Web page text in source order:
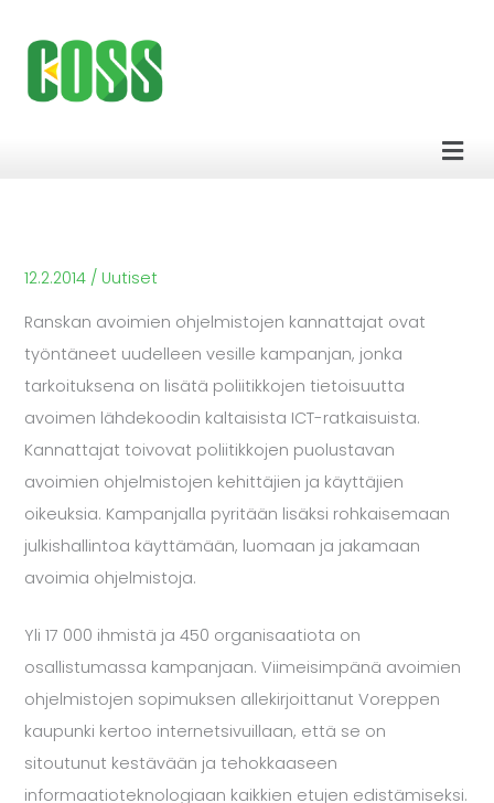
sisältöön
12.2.2014 / Uutiset
Ranskan avoimien ohjelmistojen kannattajat ovat
työntäneet uudelleen vesille kampanjan, jonka
tarkoituksena on lisätä poliitikkojen tietoisuutta
avoimen lähdekoodin kaltaisista ICT-ratkaisuista.
Kannattajat toivovat poliitikkojen puolustavan
avoimien ohjelmistojen kehittäjien ja käyttäjien
oikeuksia. Kampanjalla pyritään lisäksi rohkaisemaan
julkishallintoa käyttämään, luomaan ja jakamaan
avoimia ohjelmistoja.
Yli 17 000 ihmistä ja 450 organisaatiota on
osallistumassa kampanjaan. Viimeisimpänä avoimien
ohjelmistojen sopimuksen allekirjoittanut Voreppen
kaupunki kertoo internetsivuillaan, että se on
sitoutunut kestävään ja tehokkaaseen
informaatioteknologiaan kaikkien etujen edistämiseksi.